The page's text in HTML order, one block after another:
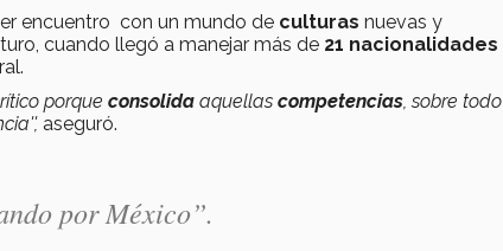
encuentro con un mundo de culturas nuevas y
cuando llegó a manejar más de 21 nacionalidades
porque consolida aquellas competencias , sobre todo
aseguró.
por México”.